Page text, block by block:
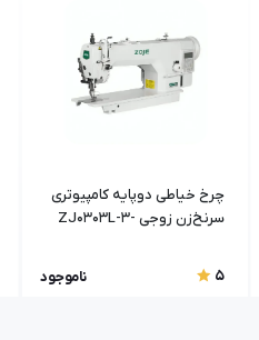
چرخ خیاطی دوپایه کامپیوتری
سرنخ‌زن زوجی ZJ0303L-3-
5
ناموجود